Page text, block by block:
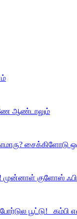
ஆண்டாலும்
சைக்கிளோடு
முன்னாள் குளோஸ்
பூட்டு!